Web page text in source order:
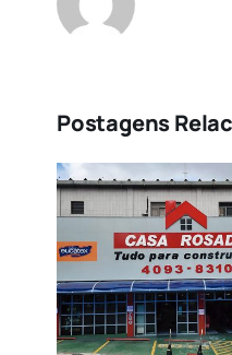
Postagens
Uma